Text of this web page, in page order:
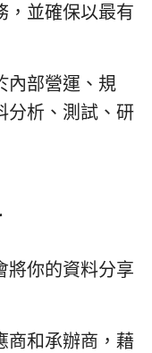
，並確保以最有
內部營運、規
分析、測試、研
將你的資料分享
商和承辦商，藉